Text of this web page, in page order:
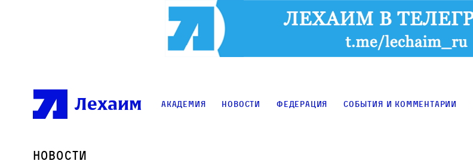
Лехаим Академия Новости Федерация События и комментарии
Новости